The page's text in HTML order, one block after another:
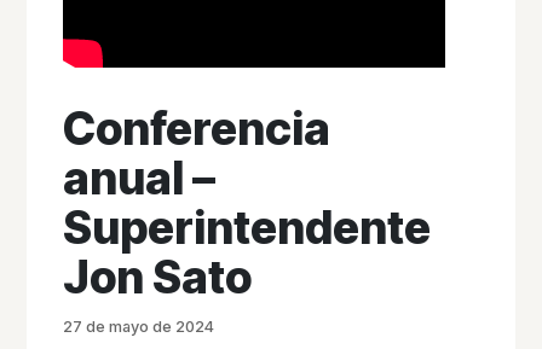
Conferencia
anual –
Superintendente
Jon Sato
27 de mayo de 2024